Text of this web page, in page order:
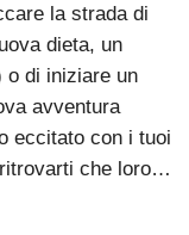
la strada di
dieta, un
o di iniziare un
avventura
eccitato con i tuoi
che loro…